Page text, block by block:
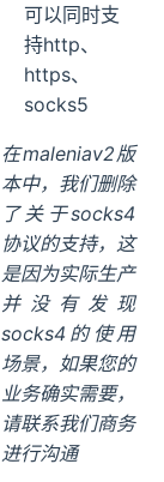
可以同时支
持http、
https、
socks5
在maleniav2版
本中，我们删除
了关于socks4
协议的支持，这
是因为实际生产
并没有发现
socks4的使用
场景，如果您的
业务确实需要，
请联系我们商务
进行沟通